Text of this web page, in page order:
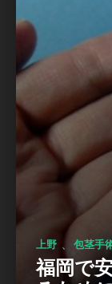
上野 包茎手
福岡で